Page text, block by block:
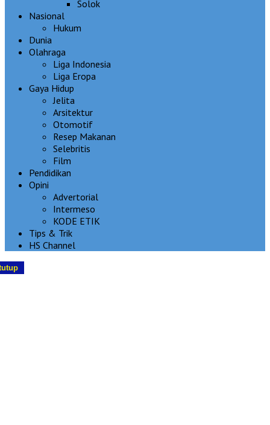
Solok
Nasional
Hukum
Dunia
Olahraga
Liga Indonesia
Liga Eropa
Gaya Hidup
Jelita
Arsitektur
Otomotif
Resep Makanan
Selebritis
Film
Pendidikan
Opini
Advertorial
Intermeso
KODE ETIK
Tips & Trik
HS Channel